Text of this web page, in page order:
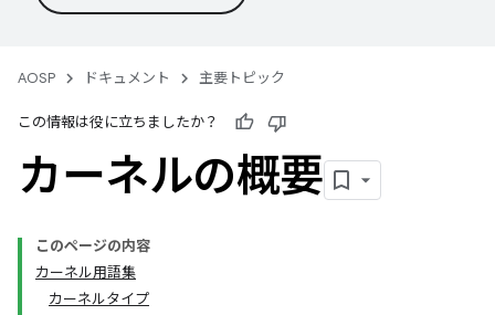
AOSP ドキュメント 主要トピック
この情報は役に立ちましたか？
カーネルの概要
このページの内容
カーネル用語集
カーネルタイプ